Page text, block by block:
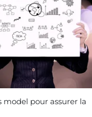
model pour assurer la